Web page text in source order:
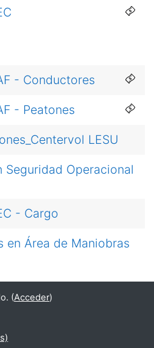
- Conductores
- Peatones
LESU
Seguridad Operacional
- Cargo
en Área de Maniobras
(Acceder)